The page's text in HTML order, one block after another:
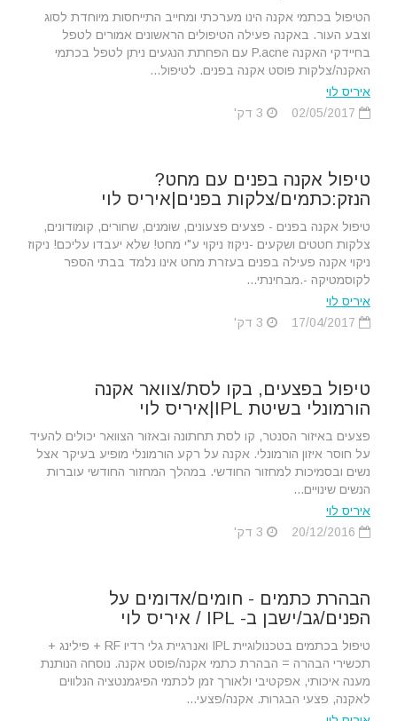
הטיפול בכתמי אקנה הינו מערכתי ומחייב התייחסות מיוחדת לסוג
וצבע העור. באקנה פעילה הטיפולים הראשונים אמורים לטפל
בחיידקי האקנה P.acne עם הפחתת הנגעים ניתן לטפל בכתמי
האקנה/צלקות פוסט אקנה בפנים. לטיפול...
איריס לוי
טיפול אקנה בפנים עם מחט?
הנזק:כתמים/צלקות בפנים|איריס לוי
טיפול אקנה בפנים - פצעים פצעונים, שומנים, שחורים, קומודונים,
צלקות חטטים ושקעים -ניקוז ניקוי ע"י מחט! שלא יעבדו עליכם! ניקוז
ניקוי אקנה פעילה בפנים בעזרת מחט אינו נלמד בבתי הספר
לקוסמטיקה -.מבחינתי...
איריס לוי
טיפול בפצעים, בקו לסת/צוואר אקנה
הורמונלי בשיטת IPL|איריס לוי
פצעים באיזור הסנטר, קו לסת תחתונה ובאזור הצוואר יכולים להעיד
על חוסר איזון הורמונלי. אקנה על רקע הורמונלי מופיע בעיקר אצל
נשים ובסמיכות למחזור החודשי. במהלך המחזור החודשי עוברות
הנשים שינויים...
איריס לוי
הבהרת כתמים - חומים/אדומים על
הפנים/גב/ישבן ב- IPL / איריס לוי
טיפול בכתמים בטכנולוגיית IPL ואנרגיית גלי רדיו RF + פילינג +
תכשירי הבהרה = הבהרת כתמי אקנה/פוסט אקנה. נוסחה הנותנת
מענה איכותי, אפקטיבי ולאורך זמן לכתמי הפיגמנטציה הנלווים
לאקנה, פצעי הבגרות. אקנה/פצעי...